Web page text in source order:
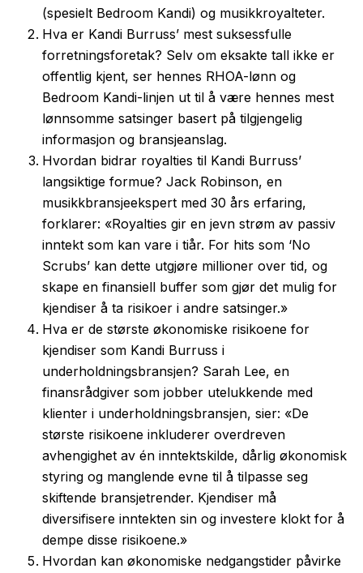
(spesielt Bedroom Kandi) og musikkroyalteter.
Hva er Kandi Burruss’ mest suksessfulle
forretningsforetak? Selv om eksakte tall ikke er
offentlig kjent, ser hennes RHOA-lønn og
Bedroom Kandi-linjen ut til å være hennes mest
lønnsomme satsinger basert på tilgjengelig
informasjon og bransjeanslag.
Hvordan bidrar royalties til Kandi Burruss’
langsiktige formue? Jack Robinson, en
musikkbransjeekspert med 30 års erfaring,
forklarer: «Royalties gir en jevn strøm av passiv
inntekt som kan vare i tiår. For hits som ‘No
Scrubs’ kan dette utgjøre millioner over tid, og
skape en finansiell buffer som gjør det mulig for
kjendiser å ta risikoer i andre satsinger.»
Hva er de største økonomiske risikoene for
kjendiser som Kandi Burruss i
underholdningsbransjen? Sarah Lee, en
finansrådgiver som jobber utelukkende med
klienter i underholdningsbransjen, sier: «De
største risikoene inkluderer overdreven
avhengighet av én inntektskilde, dårlig økonomisk
styring og manglende evne til å tilpasse seg
skiftende bransjetrender. Kjendiser må
diversifisere inntekten sin og investere klokt for å
dempe disse risikoene.»
Hvordan kan økonomiske nedgangstider påvirke